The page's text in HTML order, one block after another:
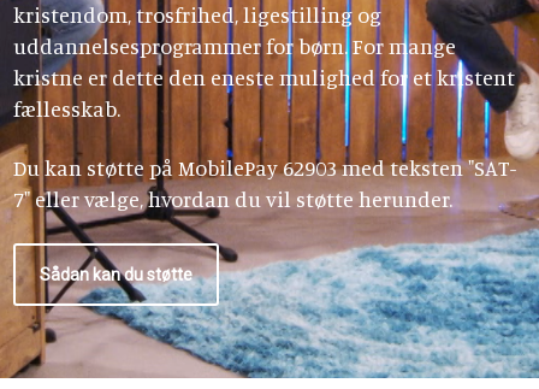
kristendom, trosfrihed, ligestilling og
uddannelsesprogrammer for børn. For mange
kristne er dette den eneste mulighed for et kristent
fællesskab.
Du kan støtte på MobilePay 62903 med teksten "SAT-
7" eller vælge, hvordan du vil støtte herunder.
Sådan kan du støtte